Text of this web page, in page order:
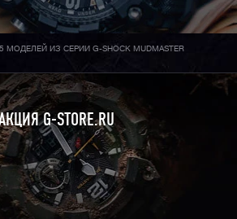
МОДЕЛЕЙ ИЗ СЕРИИ G-SHOCK MUDMASTER
G-STORE.RU